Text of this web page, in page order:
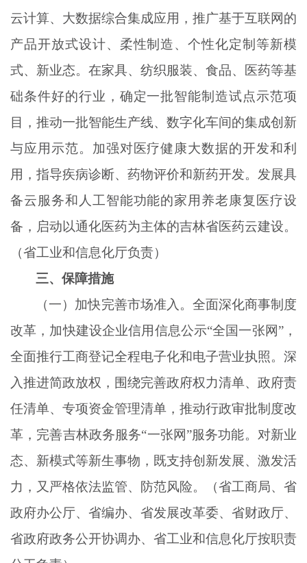
云计算、大数据综合集成应用，推广基于互联网的
产品开放式设计、柔性制造、个性化定制等新模
式、新业态。在家具、纺织服装、食品、医药等基
础条件好的行业，确定一批智能制造试点示范项
目，推动一批智能生产线、数字化车间的集成创新
与应用示范。加强对医疗健康大数据的开发和利
用，指导疾病诊断、药物评价和新药开发。发展具
备云服务和人工智能功能的家用养老康复医疗设
备，启动以通化医药为主体的吉林省医药云建设。
（省工业和信息化厅负责）
三、保障措施
（一）加快完善市场准入。全面深化商事制度
改革，加快建设企业信用信息公示“全国一张网”，
全面推行工商登记全程电子化和电子营业执照。深
入推进简政放权，围绕完善政府权力清单、政府责
任清单、专项资金管理清单，推动行政审批制度改
革，完善吉林政务服务“一张网”服务功能。对新业
态、新模式等新生事物，既支持创新发展、激发活
力，又严格依法监管、防范风险。（省工商局、省
政府办公厅、省编办、省发展改革委、省财政厅、
省政府政务公开协调办、省工业和信息化厅按职责